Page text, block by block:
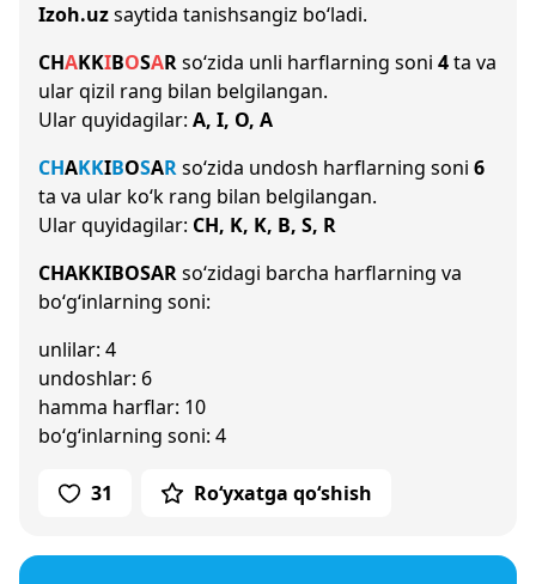
Izoh.uzsaytida tanishsangiz bo‘ladi.
CHAKKIBOSARso‘zida unli harflarning soni 4ta va
ular qizil rang bilan belgilangan.
Ular quyidagilar: A, I, O, A
CHAKKIBOSARso‘zida undosh harflarning soni 6
ta va ular ko‘k rang bilan belgilangan.
Ular quyidagilar: CH, K, K, B, S, R
CHAKKIBOSARso‘zidagi barcha harflarning va
bo‘g‘inlarning soni:
unlilar: 4
undoshlar: 6
hamma harflar: 10
bo‘g‘inlarning soni: 4
31 Ro‘yxatga qo‘shish